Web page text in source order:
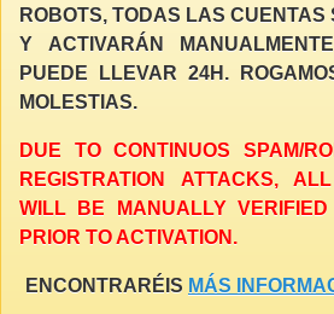
ROBOTS, TODAS LAS CUENTAS
Y ACTIVARÁN
PUEDE LLEVAR 24H.
MOLESTIAS.
DUE TO CONTINUOS SPAM/
REGISTRATION ATTACKS,
WILL BE MANUALLY VERIFIED
PRIOR TO ACTIVATION.
ENCONTRARÉIS MÁS